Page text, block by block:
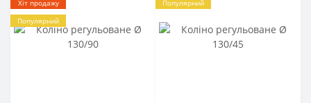
Хіт продажу
Популярний
Популярний